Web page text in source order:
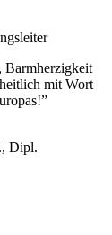
Barmherzigkeit
mit Wort
Dipl.